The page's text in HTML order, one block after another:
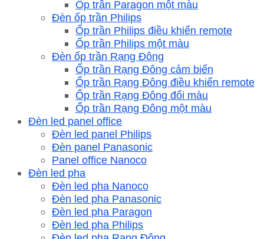
Ốp trần Paragon một màu
Đèn ốp trần Philips
Ốp trần Philips điều khiển remote
Ốp trần Philips một màu
Đèn ốp trần Rạng Đông
Ốp trần Rạng Đông cảm biến
Ốp trần Rạng Đông điều khiển remote
Ốp trần Rạng Đông đổi màu
Ốp trần Rạng Đông một màu
Đèn led panel office
Đèn led panel Philips
Đèn panel Panasonic
Panel office Nanoco
Đèn led pha
Đèn led pha Nanoco
Đèn led pha Panasonic
Đèn led pha Paragon
Đèn led pha Philips